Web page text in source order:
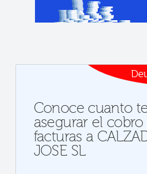
Conoce cuanto
asegurar el
facturas a
JOSE SL